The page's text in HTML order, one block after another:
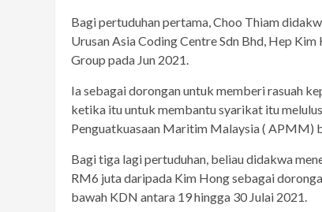
Bagi pertuduhan pertama, Choo Thiam
Urusan Asia Coding Centre Sdn Bhd, Hep
Group pada Jun 2021.
Ia sebagai dorongan untuk memberi rasuah
ketika itu untuk membantu syarikat itu
Penguatkuasaan Maritim Malaysia ( APMM)
Bagi tiga lagi pertuduhan, beliau didakwa
RM6 juta daripada Kim Hong sebagai
bawah KDN antara 19 hingga 30 Julai 2021.